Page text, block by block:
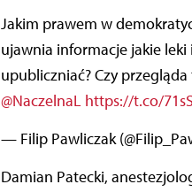
Jakim prawem w
ujawnia informacje jakie
upubliczniać? Czy
@NaczelnaL https://t.co/
— Filip Pawliczak
Damian Patecki,